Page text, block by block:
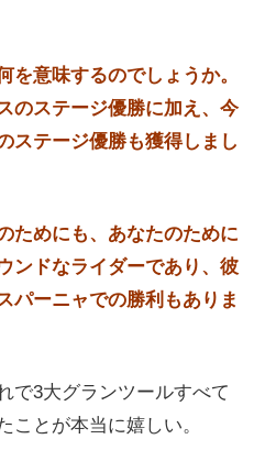
を意味するのでしょうか。
のステージ優勝に加え、今
ステージ優勝も獲得しまし
ためにも、あなたのために
ンドなライダーであり、彼
パーニャでの勝利もありま
で3大グランツールすべて
ことが本当に嬉しい。